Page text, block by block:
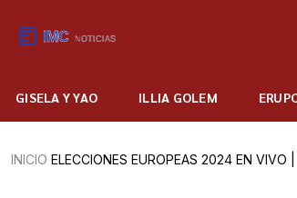
GISELA Y YAO ILLIA GOLEM
INICIO ELECCIONES EUROPEAS 2024 EN VIVO